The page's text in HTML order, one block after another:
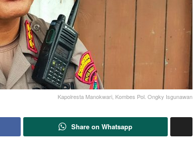
Kapolresta Manokwari, Kombes Pol. Ongky Isgunawan
Share on Whatsapp